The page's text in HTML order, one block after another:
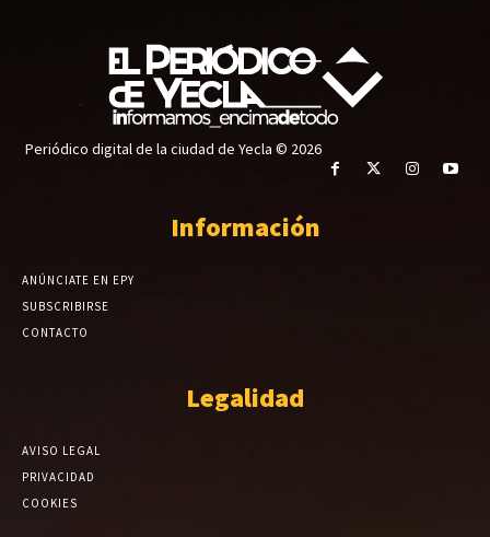
Periódico digital de la ciudad de Yecla © 2026
Información
ANÚNCIATE EN EPY
SUBSCRIBIRSE
CONTACTO
Legalidad
AVISO LEGAL
PRIVACIDAD
COOKIES